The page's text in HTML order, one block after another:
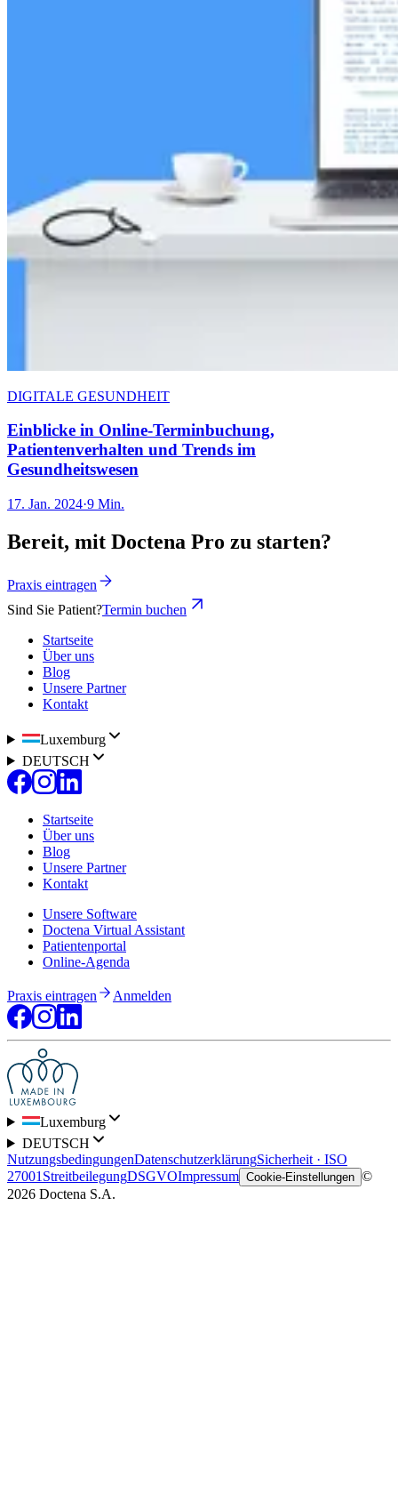
DIGITALE GESUNDHEIT
Einblicke in Online-Terminbuchung,
Patientenverhalten und Trends im
Gesundheitswesen
17. Jan. 2024·9 Min.
Bereit, mit Doctena Pro zu starten?
Praxis eintragen
Sind Sie Patient?Termin buchen
Startseite
Über uns
Blog
Unsere Partner
Kontakt
Luxemburg
DEUTSCH
Startseite
Über uns
Blog
Unsere Partner
Kontakt
Unsere Software
Doctena Virtual Assistant
Patientenportal
Online-Agenda
Praxis eintragen Anmelden
Luxemburg
DEUTSCH
NutzungsbedingungenDatenschutzerklärungSicherheit · ISO
27001 StreitbeilegungDSGVOImpressum Cookie-Einstellungen ©
2026 Doctena S.A.